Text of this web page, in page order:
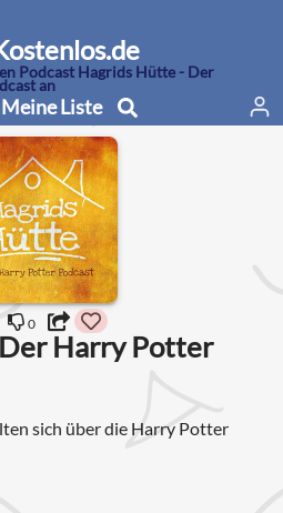
Podcast Hagrids Hütte - Der
an
Meine Liste
0
Harry Potter
sich über die Harry Potter